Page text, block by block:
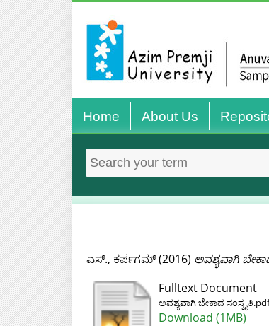
Home About Us
ಎಸ್., ಕರ್ಪಗಮ್(2016) ಅವಶ್ಯವಾಗಿ
Fulltext Document
ಅವಶ್ಯವಾಗಿ ಬೇಕಾದ ಸಂಸ್ಕೃತಿ.pdf
Download (1MB)